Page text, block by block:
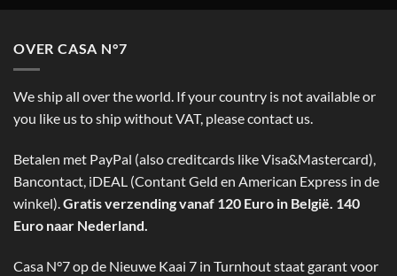
OVER CASA N°7
We ship all over the world. If your country is not available or
you like us to ship without VAT, please contact us.
Betalen met PayPal (also creditcards like Visa&Mastercard),
Bancontact, iDEAL (Contant Geld en American Express in de
winkel).Gratis verzending vanaf 120 Euro in België. 140
Euro naar Nederland.
Casa N°7 op de Nieuwe Kaai 7 in Turnhout staat garant voor